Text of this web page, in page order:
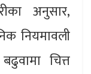
अनुसार,
नियमावली
चित्त